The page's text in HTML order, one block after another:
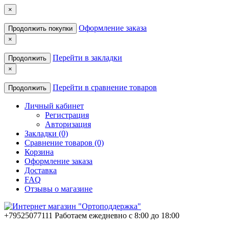
×
Продолжить покупки Оформление заказа
×
Продолжить Перейти в закладки
×
Продолжить Перейти в сравнение товаров
Личный кабинет
Регистрация
Авторизация
Закладки (0)
Сравнение товаров (0)
Корзина
Оформление заказа
Доставка
FAQ
Отзывы о магазине
+79525077111 Работаем ежедневно с 8:00 до 18:00